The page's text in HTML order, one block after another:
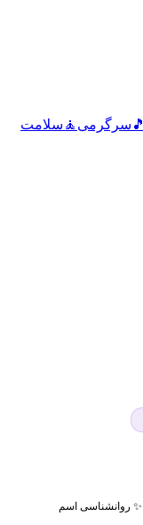
🎵 سرگرمی 🧘 سلامت
✨ روانشناسی اسم